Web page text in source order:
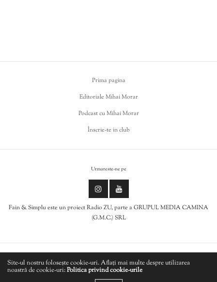
Prima pagina
Editoriale Mihai Morar
Podcast cu Mihai Morar
Înscrie-te in club
Urmareste-ne pe
Fain & Simplu este un proiect Radio ZU, parte a GRUPUL MEDIA CAMINA
(G.M.C.) SRL
Politica de cookies
Politică de confidențialitate
Site-ul nostru folosește cookie-uri. Aflați mai multe despre utilizarea
noastră de cookie-uri:Politica privind cookie-urile